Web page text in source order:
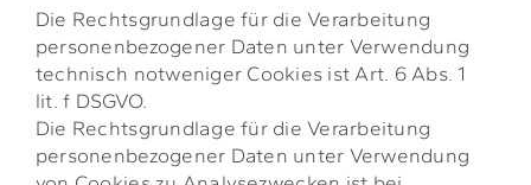
Die Rechtsgrundlage für die Verarbeitung
personenbezogener Daten unter Verwendung
technisch notweniger Cookies ist Art. 6 Abs. 1
lit. f DSGVO.
Die Rechtsgrundlage für die Verarbeitung
personenbezogener Daten unter Verwendung